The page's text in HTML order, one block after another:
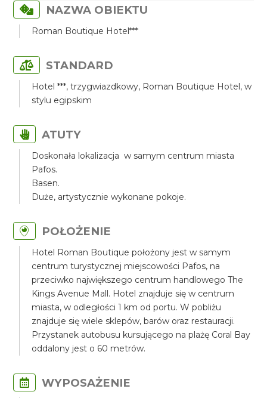
NAZWA OBIEKTU
Roman Boutique Hotel***
STANDARD
Hotel ***, trzygwiazdkowy, Roman Boutique Hotel, w
stylu egipskim
ATUTY
Doskonała lokalizacja w samym centrum miasta
Pafos.
Basen.
Duże, artystycznie wykonane pokoje.
POŁOŻENIE
Hotel Roman Boutique położony jest w samym
centrum turystycznej miejscowości Pafos, na
przeciwko największego centrum handlowego The
Kings Avenue Mall. Hotel znajduje się w centrum
miasta, w odległości 1 km od portu. W pobliżu
znajduje się wiele sklepów, barów oraz restauracji.
Przystanek autobusu kursującego na plażę Coral Bay
oddalony jest o 60 metrów.
WYPOSAŻENIE